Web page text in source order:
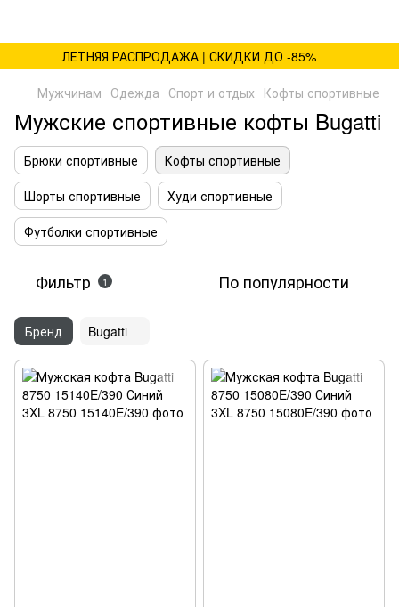
ЛЕТНЯЯ РАСПРОДАЖА | СКИДКИ ДО -85%
Мужчинам Одежда Спорт и отдых Кофты спортивные
Мужские спортивные кофты Bugatti
Брюки спортивные
Кофты спортивные
Шорты спортивные
Худи спортивные
Футболки спортивные
Фильтр 1 По популярности
Бренд Bugatti